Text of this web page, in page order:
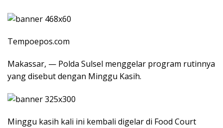
Tempoepos.com
Makassar, — Polda Sulsel menggelar program rutinnya
yang disebut dengan Minggu Kasih.
Minggu kasih kali ini kembali digelar di Food Court